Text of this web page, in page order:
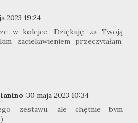
2023 19:24
w kolejce. Dziękuję za Twoją
zaciekawieniem przeczytałam.
30 maja 2023 10:34
zestawu, ale chętnie bym